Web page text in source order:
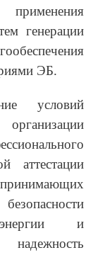
применения
генерации
ЭБ.
условий
аттестации
и